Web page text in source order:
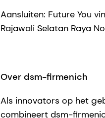
Aansluiten: Future You
Rajawali Selatan Raya
Over dsm-firmenich
Als innovators op het
combineert dsm-